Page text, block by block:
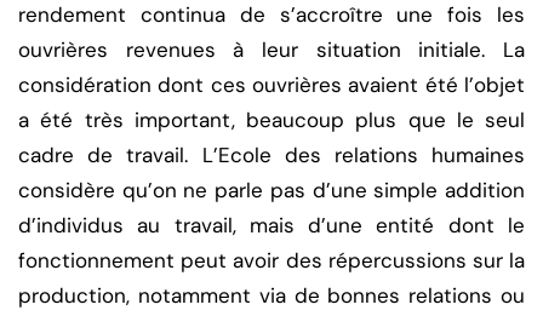
rendement continua de s’accroître une fois les
ouvrières revenues à leur situation initiale. La
considération dont ces ouvrières avaient été l’objet
a été très important, beaucoup plus que le seul
cadre de travail. L’Ecole des relations humaines
considère qu’on ne parle pas d’une simple addition
d’individus au travail, mais d’une entité dont le
fonctionnement peut avoir des répercussions sur la
production, notamment via de bonnes relations ou